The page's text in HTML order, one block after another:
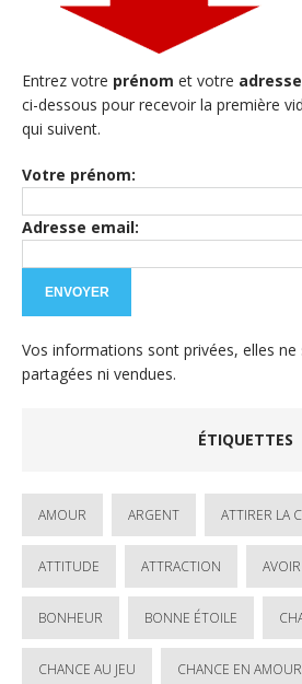
Entrez votre prénom et votre
ci-dessous pour recevoir la première
qui suivent.
Votre prénom:
Adresse email:
Vos informations sont privées, elles ne
partagées ni vendues.
ÉTIQUETTES
AMOUR ARGENT ATTIRER LA
ATTITUDE ATTRACTION
BONHEUR BONNE ÉTOILE
CHANCE AU JEU CHANCE EN AMOUR